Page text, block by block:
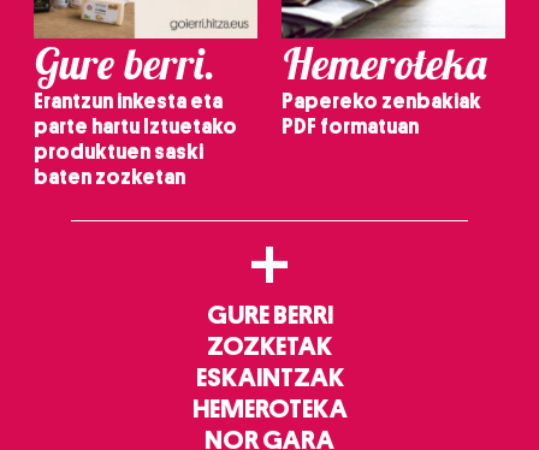
Gure berri.
Erantzun inkesta eta
parte hartu Iztuetako
produktuen saski
baten zozketan
Hemeroteka
Papereko zenbakiak
PDF formatuan
+
GURE BERRI
ZOZKETAK
ESKAINTZAK
HEMEROTEKA
NOR GARA